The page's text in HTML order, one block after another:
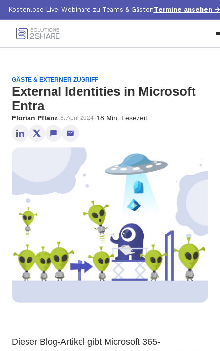
Kostenlose Live-Webinare zu Teams & GästenTermine ansehen →
GÄSTE & EXTERNER ZUGRIFF
External Identities in Microsoft
Entra
Florian Pflanz·8. April 2024·18 Min. Lesezeit
Dieser Blog-Artikel gibt Microsoft 365-